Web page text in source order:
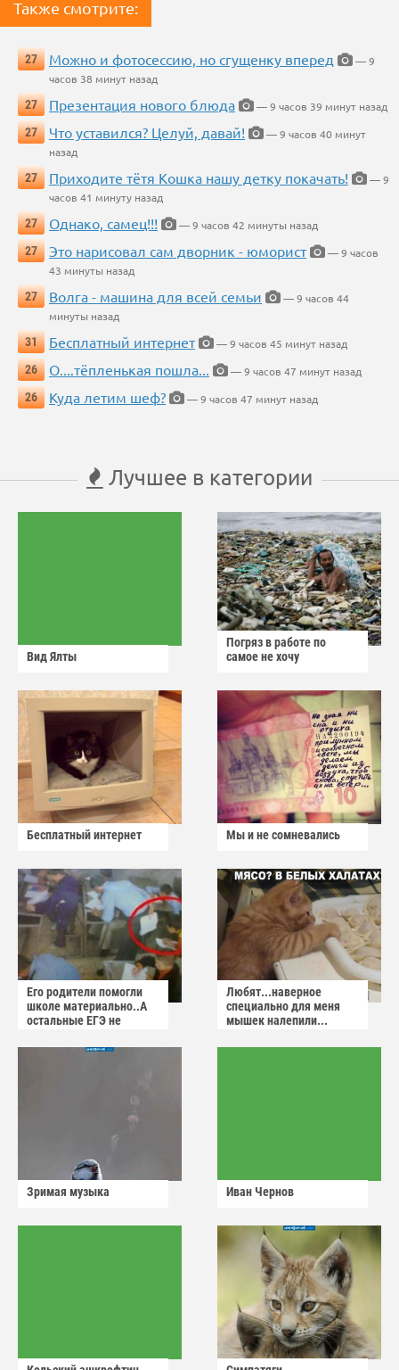
Также смотрите:
27 Можно и фотосессию, но сгущенку вперед
— 9
часов 38 минут назад
27
Презентация нового блюда
— 9 часов 39 минут назад
27
Что уставился? Целуй, давай!
— 9 часов 40 минут
назад
27
Приходите тётя Кошка нашу детку покачать!
— 9
часов 41 минуту назад
27
Однако, самец!!!
— 9 часов 42 минуты назад
27
Это нарисовал сам дворник - юморист
— 9 часов
43 минуты назад
27
Волга - машина для всей семьи
— 9 часов 44
минуты назад
31
Бесплатный интернет
— 9 часов 45 минут назад
26
О....тёпленькая пошла...
— 9 часов 47 минут назад
26
Куда летим шеф? — 9 часов 47 минут назад
Лучшее в категории
Вид Ялты
Погряз в работе по
самое не хочу
Бесплатный интернет Мы и не сомневались
Его родители помогли
школе материально..А
остальные ЕГЭ не
Любят...наверное
специально для меня
мышек налепили...
Зримая музыка Иван Чернов